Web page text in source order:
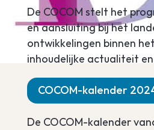
De COCOM stelt het
en aansluiting bij het
ontwikkelingen binnen
inhoudelijke actualiteit
COCOM-kalender
De COCOM-kalender